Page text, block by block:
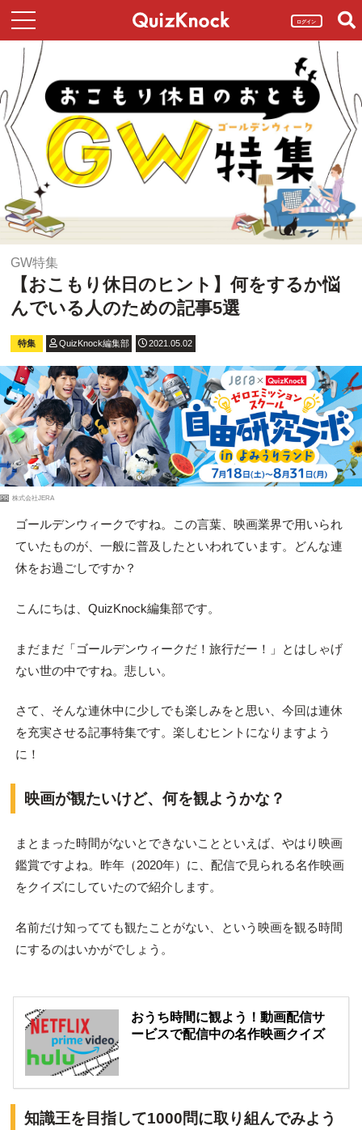
ログイン
GW特集
【おこもり休日のヒント】何をするか悩
んでいる人のための記事5選
特集 QuizKnock編集部 2021.05.02
PR 株式会社JERA
ゴールデンウィークですね。この言葉、映画業界で用いられ
ていたものが、一般に普及したといわれています。どんな連
休をお過ごしですか？
こんにちは、QuizKnock編集部です。
まだまだ「ゴールデンウィークだ！旅行だー！」とはしゃげ
ない世の中ですね。悲しい。
さて、そんな連休中に少しでも楽しみをと思い、今回は連休
を充実させる記事特集です。楽しむヒントになりますよう
に！
映画が観たいけど、何を観ようかな？
まとまった時間がないとできないことといえば、やはり映画
鑑賞ですよね。昨年（2020年）に、配信で見られる名作映画
をクイズにしていたので紹介します。
名前だけ知ってても観たことがない、という映画を観る時間
にするのはいかがでしょう。
おうち時間に観よう！動画配信サ
ービスで配信中の名作映画クイズ
知識王を目指して1000問に取り組んでみよう